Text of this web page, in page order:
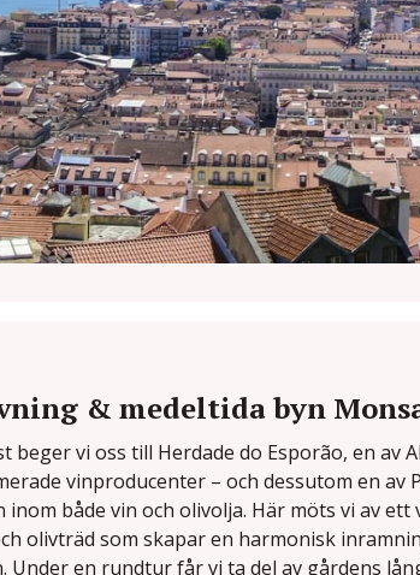
& medeltida byn
beger vi oss till Herdade do Esporão, en av
vinproducenter – och dessutom en av
inom både vin och olivolja. Här möts vi av ett
olivträd som skapar en harmonisk
Under en rundtur får vi ta del av gårdens